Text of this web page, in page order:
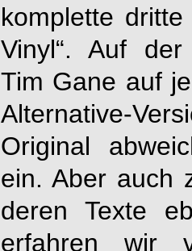
komplette
Vinyl“. Auf
Tim Gane auf
Alternative-
Original
ein. Aber auch
deren Texte
erfahren wir